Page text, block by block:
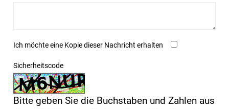
Ich möchte eine Kopie dieser Nachricht erhalten
Sicherheitscode
Bitte geben Sie die Buchstaben und Zahlen aus